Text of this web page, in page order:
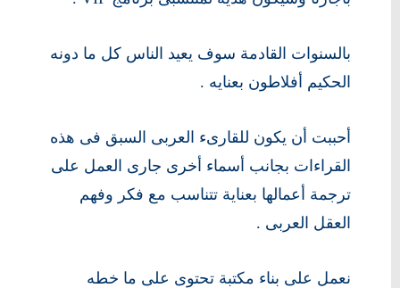
بالسنوات القادمة سوف يعيد الناس كل ما دونه
الحكيم أفلاطون بعنايه .
أحببت أن يكون للقارىء العربى السبق فى هذه
القراءات بجانب أسماء أخرى جارى العمل على
ترجمة أعمالها بعناية تتناسب مع فكر وفهم
العقل العربى .
نعمل على بناء مكتبة تحتوى على ما خطه